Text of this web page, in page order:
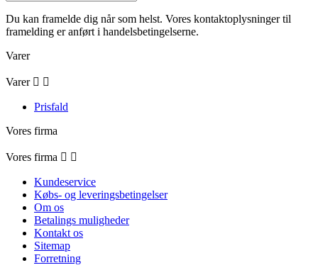
Du kan framelde dig når som helst. Vores kontaktoplysninger til
framelding er anført i handelsbetingelserne.
Varer
Varer  
Prisfald
Vores firma
Vores firma  
Kundeservice
Købs- og leveringsbetingelser
Om os
Betalings muligheder
Kontakt os
Sitemap
Forretning